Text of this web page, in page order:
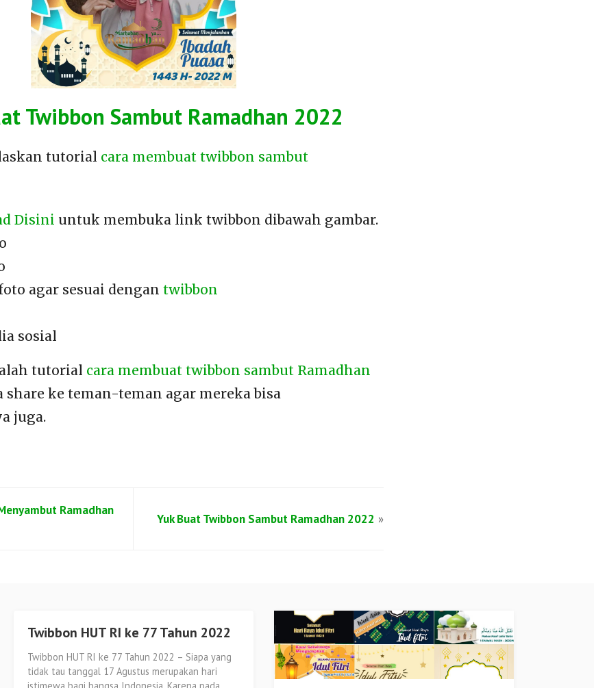
Twibbon Sambut Ramadhan 2022
tutorial cara membuat twibbon sambut
Disini untuk membuka link twibbon dibawah gambar.
agar sesuai dengan twibbon
sosial
tutorial cara membuat twibbon sambut Ramadhan
share ke teman-teman agar mereka bisa
juga.
Ramadhan
Yuk Buat Twibbon Sambut Ramadhan 2022 »
Twibbon HUT RI ke 77 Tahun 2022
Twibbon HUT RI ke 77 Tahun 2022 – Siapa yang
tidak tau tanggal 17 Agustus merupakan hari